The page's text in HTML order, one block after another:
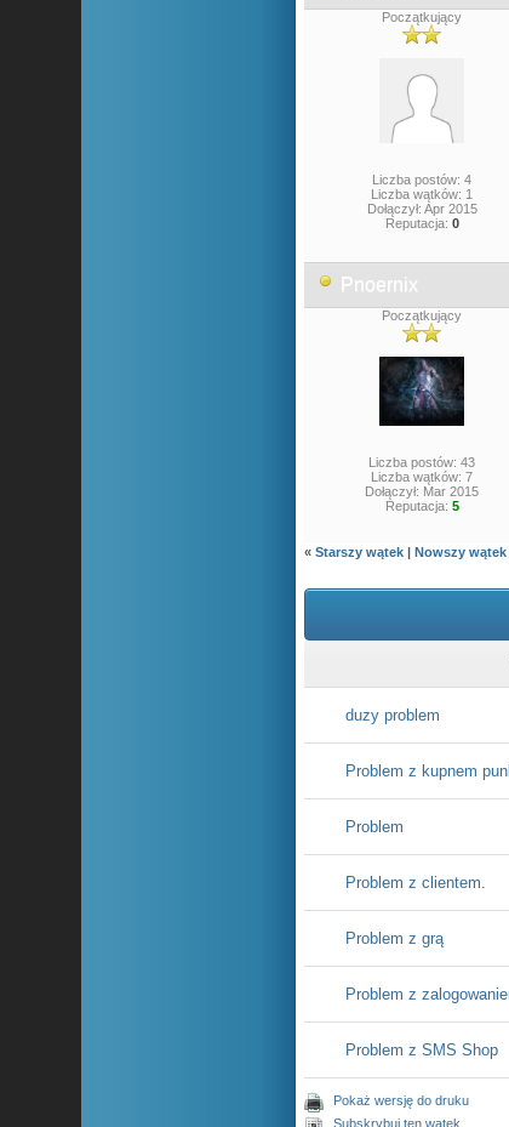
Początkujący
Liczba postów: 4
Liczba wątków: 1
Dołączył: Apr 2015
Reputacja: 0
Pnoernix
Początkujący
Liczba postów: 43
Liczba wątków: 7
Dołączył: Mar 2015
Reputacja: 5
«Starszy wątek |Nowszy wątek
duzy problem
Problem z kupnem
Problem
Problem z clientem.
Problem z grą
Problem z
Problem z SMS Shop
Pokaż wersję do druku
Subskrybuj ten wątek